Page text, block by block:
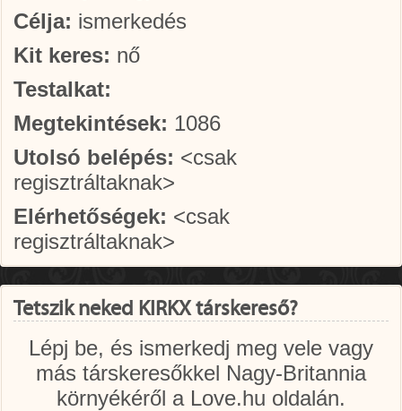
Célja: ismerkedés
Kit keres: nő
Testalkat:
Megtekintések: 1086
Utolsó belépés: <csak
regisztráltaknak>
Elérhetőségek: <csak
regisztráltaknak>
Tetszik neked KIRKX társkereső?
Lépj be, és ismerkedj meg vele vagy
más társkeresőkkel Nagy-Britannia
környékéről a Love.hu oldalán.